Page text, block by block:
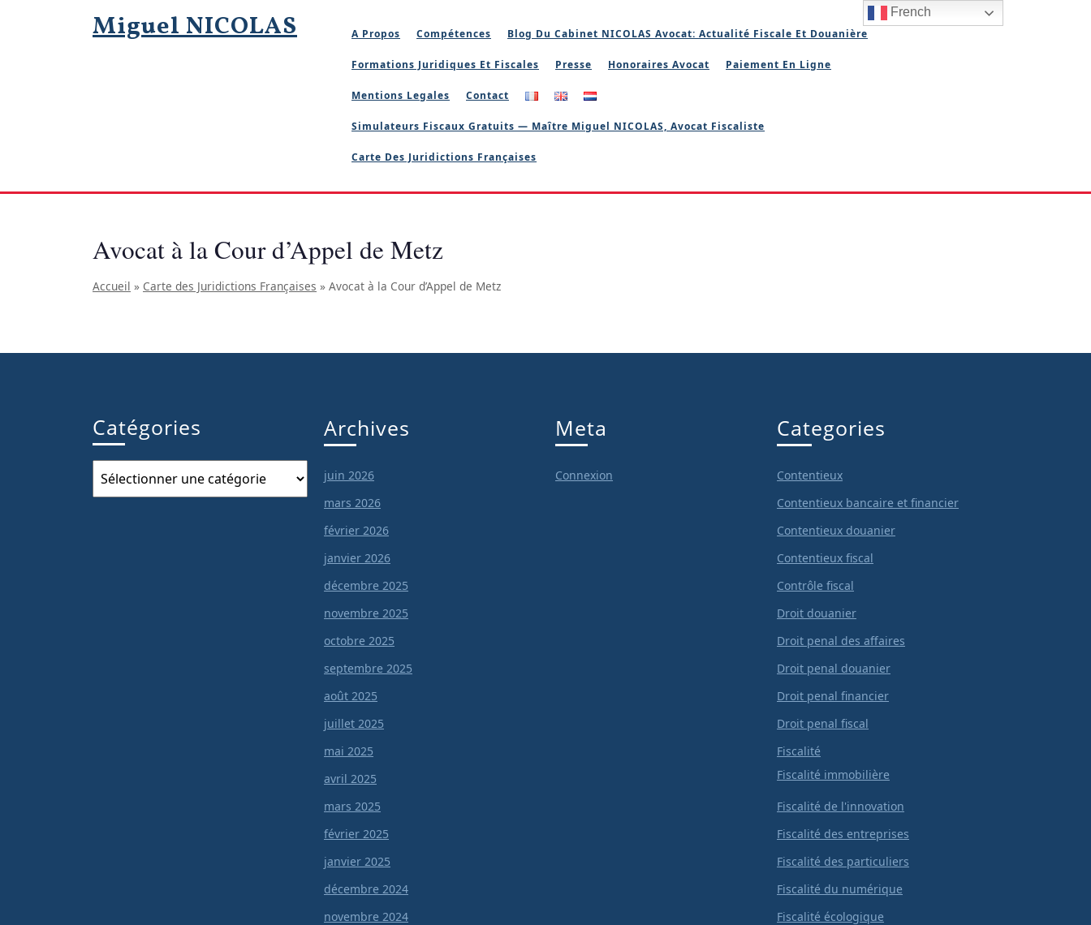
Miguel NICOLAS A Propos Compétences Blog Du Cabinet NICOLAS Avocat: Actualité Fiscale Et Douanière
Formations Juridiques Et Fiscales Presse Honoraires Avocat Paiement En Ligne
Mentions Legales Contact
Simulateurs Fiscaux Gratuits — Maître Miguel NICOLAS, Avocat Fiscaliste
Carte Des Juridictions Françaises
Avocat à la Cour d’Appel de Metz
Accueil » Carte des Juridictions Françaises » Avocat à la Cour d’Appel de Metz
Catégories
Catégories
Archives
juin 2026
mars 2026
février 2026
janvier 2026
décembre 2025
novembre 2025
octobre 2025
septembre 2025
août 2025
juillet 2025
mai 2025
avril 2025
mars 2025
février 2025
janvier 2025
décembre 2024
novembre 2024
Meta
Connexion
Categories
Contentieux
Contentieux bancaire et financier
Contentieux douanier
Contentieux fiscal
Contrôle fiscal
Droit douanier
Droit penal des affaires
Droit penal douanier
Droit penal financier
Droit penal fiscal
Fiscalité
Fiscalité immobilière
Fiscalité de l'innovation
Fiscalité des entreprises
Fiscalité des particuliers
Fiscalité du numérique
Fiscalité écologique
French